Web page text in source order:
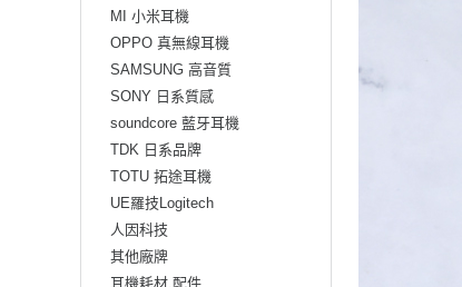
MI 小米耳機
OPPO 真無線耳機
SAMSUNG 高音質
SONY 日系質感
soundcore 藍牙耳機
TDK 日系品牌
TOTU 拓途耳機
UE羅技Logitech
人因科技
其他廠牌
耳機耗材.配件